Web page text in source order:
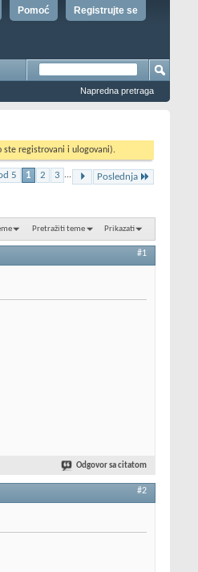
Registrujte se
Pomoć
Napredna pretraga
ste registrovani i ulogovani).
5 1 2 3 ... Poslednja
Pretražiti teme Prikazati
#1
Odgovor sa citatom
#2